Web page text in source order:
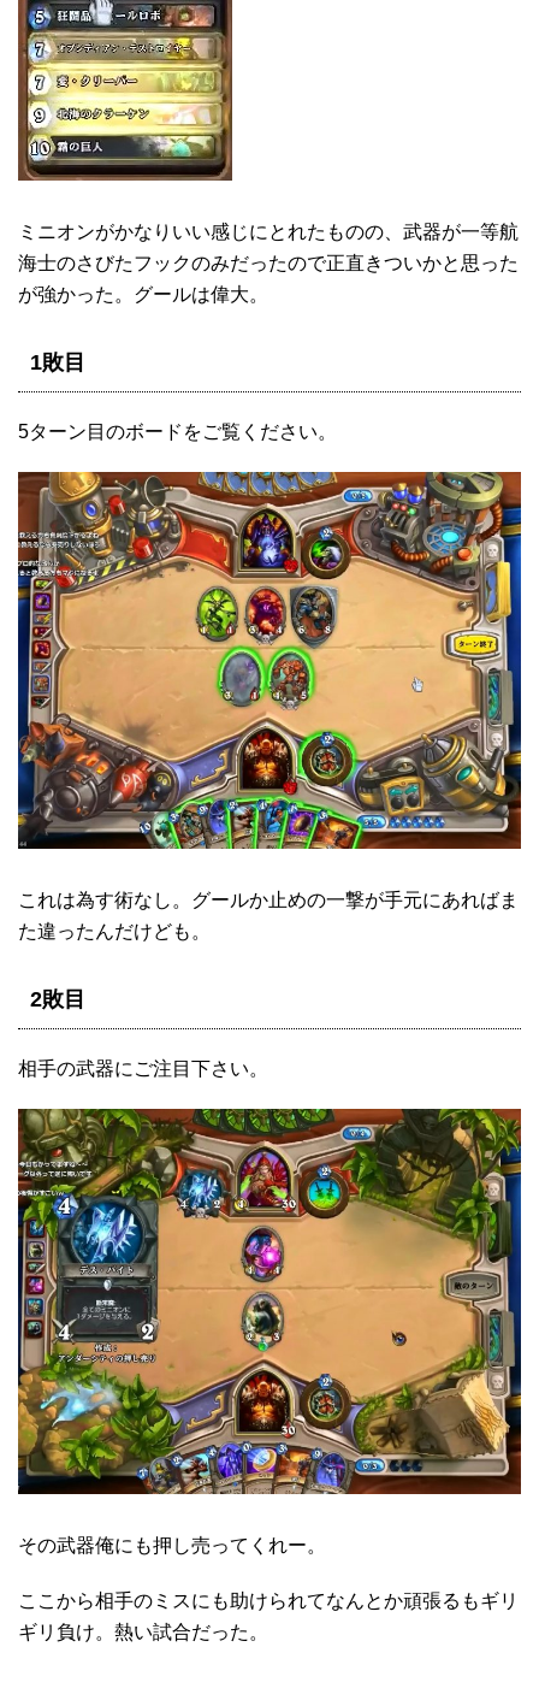
ミニオンがかなりいい感じにとれたものの、武器が一等航
海士のさびたフックのみだったので正直きついかと思った
が強かった。グールは偉大。
1敗目
5ターン目のボードをご覧ください。
これは為す術なし。グールか止めの一撃が手元にあればま
た違ったんだけども。
2敗目
相手の武器にご注目下さい。
その武器俺にも押し売ってくれー。
ここから相手のミスにも助けられてなんとか頑張るもギリ
ギリ負け。熱い試合だった。